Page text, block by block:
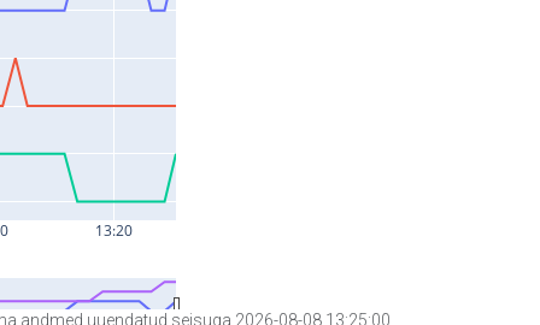
andmed uuendatud seisuga 2026-08-08 13:25:00